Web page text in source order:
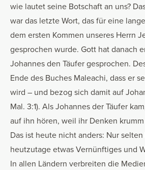
wie lautet seine Botschaft an uns?
war das letzte Wort, das für eine
dem ersten Kommen unseres Herrn
gesprochen wurde. Gott hat danach
Johannes den Täufer gesprochen.
Ende des Buches Maleachi, dass er
wird – und bezog sich damit auf
Mal. 3:1). Als Johannes der Täufer
auf ihn hören, weil ihr Denken
Das ist heute nicht anders: Nur selten
heutzutage etwas Vernünftiges und
In allen Ländern verbreiten die